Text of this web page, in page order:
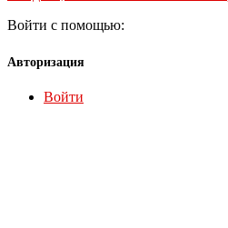
Войти с помощью:
Авторизация
Войти